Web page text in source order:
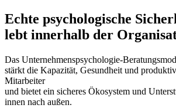
Echte psychologische
lebt innerhalb der
Das Unternehmenspsychologie-
stärkt die Kapazität, Gesundheit und
Mitarbeiter
und bietet ein sicheres Ökosystem und
innen nach außen.